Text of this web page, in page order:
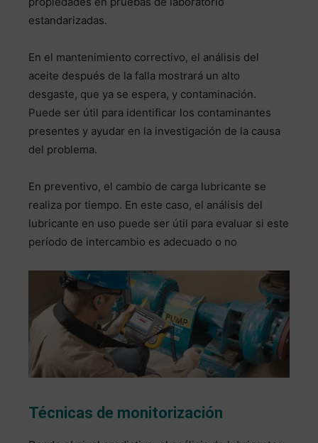
estandarizadas.
En el mantenimiento correctivo, el análisis del
aceite después de la falla mostrará un alto
desgaste, que ya se espera, y contaminación.
Puede ser útil para identificar los contaminantes
presentes y ayudar en la investigación de la causa
del problema.
En preventivo, el cambio de carga lubricante se
realiza por tiempo. En este caso, el análisis del
lubricante en uso puede ser útil para evaluar si este
período de intercambio es adecuado o no
Técnicas de monitorización